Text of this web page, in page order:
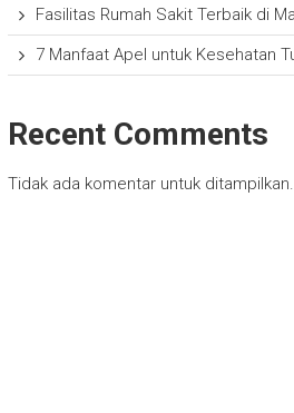
Fasilitas Rumah Sakit Terbaik di
7 Manfaat Apel untuk Kesehatan
Recent Comments
Tidak ada komentar untuk ditampilkan.